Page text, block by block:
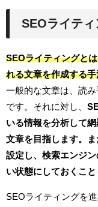
SEOライティ
SEOライティングと
れる文章を作成する
一般的な文章は、読
です。それに対し、
いる情報を分析して
文章を目指します。
設定し、検索エンジ
い状態にしておくこと
SEOライティングを